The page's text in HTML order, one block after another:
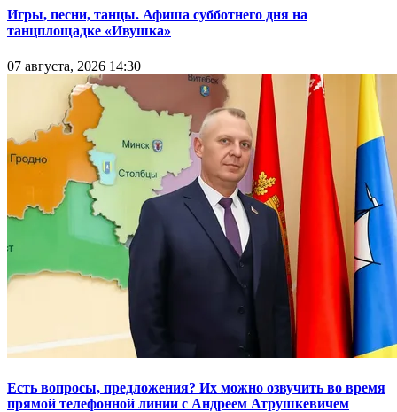
Игры, песни, танцы. Афиша субботнего дня на
танцплощадке «Ивушка»
07 августа, 2026 14:30
Есть вопросы, предложения? Их можно озвучить во время
прямой телефонной линии с Андреем Атрушкевичем